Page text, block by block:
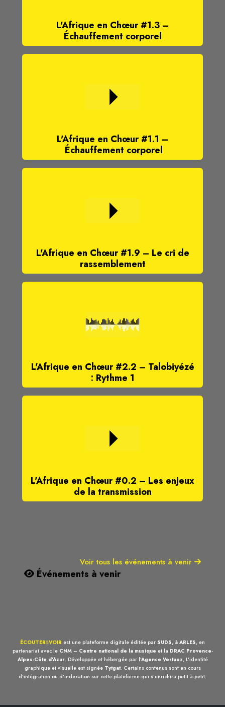
L'Afrique en Chœur #1.3 –
Échauffement corporel
L'Afrique en Chœur #1.1 –
Échauffement corporel
L'Afrique en Chœur #1.9 – Le cri de
rassemblement
L'Afrique en Chœur #2.2 – Talobiyézé
: Rythme 1
L'Afrique en Chœur #0.2 – Les enjeux
de la transmission
Voir tous les événements à venir
Événements à venir
ÉCOUTER&VOIR est une plateforme digitale éditée par SUDS, à ARLES, en
partenariat avec le CNM – Centre national de la musique et la DRAC Provence-
Alpes-Côte d'Azur. Développée et hébergée par l'Agence Vertuoz, L'identité
graphique et visuelle est signée Tytgat. Certains contenus sont en cours
d'intégration ou d'indexation sur cette plateforme qui s'enrichira petit à petit.